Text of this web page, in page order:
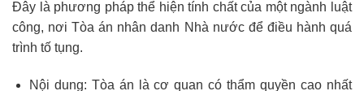
Đây là phương pháp thể hiện tính chất của một ngành luật
công, nơi Tòa án nhân danh Nhà nước để điều hành quá
trình tố tụng.
Nội dung: Tòa án là cơ quan có thẩm quyền cao nhất